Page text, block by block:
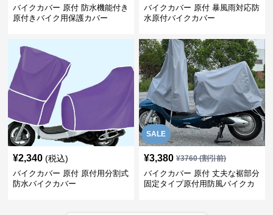
バイクカバー 原付 防水機能付き
原付きバイク用保護カバー
バイクカバー 原付 暴風雨対応防
水原付バイクカバー
¥2,340 (税込)
バイクカバー 原付 原付用分割式
防水バイクカバー
SALE
¥3,380 ¥3760(割引前)
バイクカバー 原付 丈夫な裾部分
固定タイプ原付用防風バイクカ